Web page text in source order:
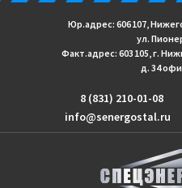
info@senergostal.ru
8 (831) 210-01-08
Юр.адрес: 606 107,
ул.
Факт.адрес: 603 105, г.
д. 34